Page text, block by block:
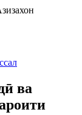
ва